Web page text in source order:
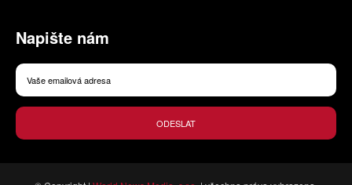
Napište nám
ODESLAT